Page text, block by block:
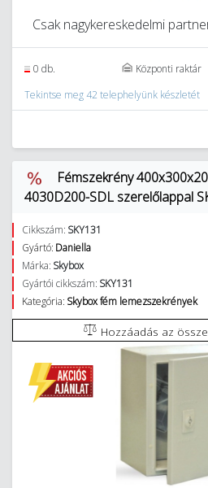
Csak nagykereskedelmi
0 db. Központi raktár
Tekintse meg 42 telephelyünk készletét
Fémszekrény
4030D200-SDL szerelőlappal
Cikkszám: SKY131
Gyártó: Daniella
Márka: Skybox
Gyártói cikkszám: SKY131
Kategória: Skybox fém lemezszekrények
Hozzáadás az